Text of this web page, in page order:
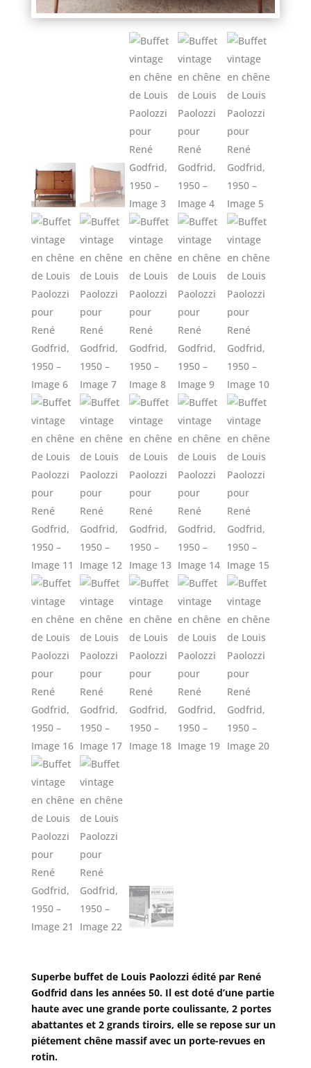
Superbe buffet de Louis Paolozzi édité par René
Godfrid dans les années 50. Il est doté d’une partie
haute avec une grande porte coulissante, 2 portes
abattantes et 2 grands tiroirs, elle se repose sur un
piétement chêne massif avec un porte-revues en
rotin.